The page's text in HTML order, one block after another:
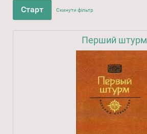
Скинути фільтр
Перший штурм